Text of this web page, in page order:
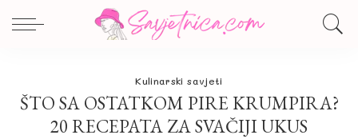
Kulinarski savjeti
ŠTO SA OSTATKOM PIRE KRUMPIRA?
20 RECEPATA ZA SVAČIJI UKUS